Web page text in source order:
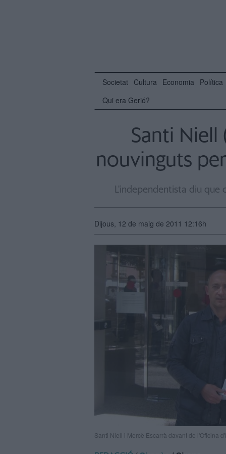
Societat Cultura Economia Política
Qui era Gerió?
Santi Niell
nouvinguts
L'independentista diu que
Dijous, 12 de maig de 2011 12:16h
Santi Niell i Mercè Escarrà davant de l'Oficina